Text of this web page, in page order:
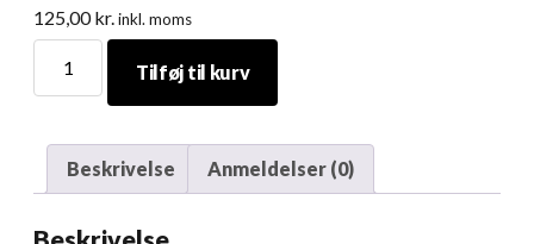
125,00kr.inkl. moms
D’Asti
D’Acacia
Tilføj til kurv
Beskrivelse Anmeldelser (0)